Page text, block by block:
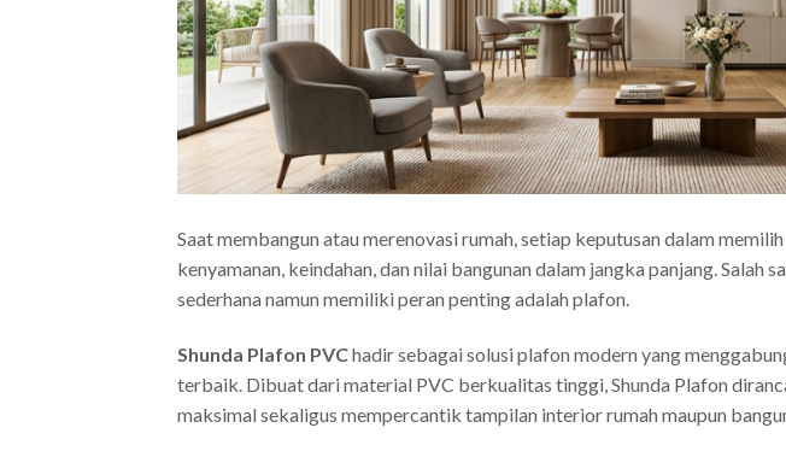
Saat membangun atau merenovasi rumah, setiap keputusan dalam
kenyamanan, keindahan, dan nilai bangunan dalam jangka panjang. Salah
sederhana namun memiliki peran penting adalah plafon.
Shunda Plafon PVChadir sebagai solusi plafon modern yang
terbaik. Dibuat dari material PVC berkualitas tinggi, Shunda Plafon
maksimal sekaligus mempercantik tampilan interior rumah maupun